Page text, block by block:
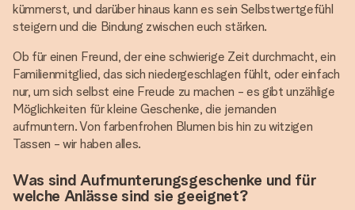
kümmerst, und darüber hinaus kann es sein Selbstwertgefühl
steigern und die Bindung zwischen euch stärken.
Ob für einen Freund, der eine schwierige Zeit durchmacht, ein
Familienmitglied, das sich niedergeschlagen fühlt, oder einfach
nur, um sich selbst eine Freude zu machen - es gibt unzählige
Möglichkeiten für kleine Geschenke, die jemanden
aufmuntern. Von farbenfrohen Blumen bis hin zu witzigen
Tassen - wir haben alles.
Was sind Aufmunterungsgeschenke und für
welche Anlässe sind sie geeignet?